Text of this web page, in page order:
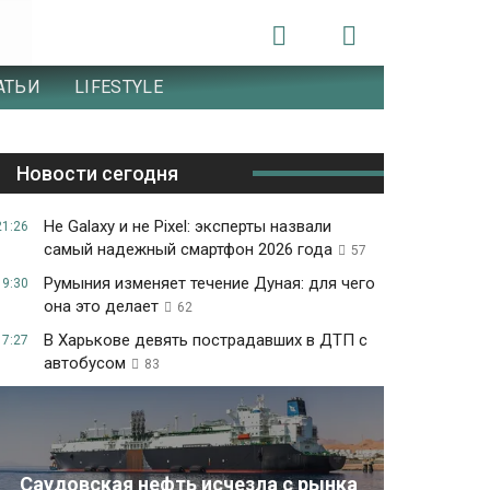
LIFESTYLE
Новости сегодня
Не Galaxy и не Pixel: эксперты назвали
самый надежный смартфон 2026 года
57
Румыния изменяет течение Дуная: для чего
она это делает
62
В Харькове девять пострадавших в ДТП с
автобусом
83
Саудовская нефть исчезла с рынка